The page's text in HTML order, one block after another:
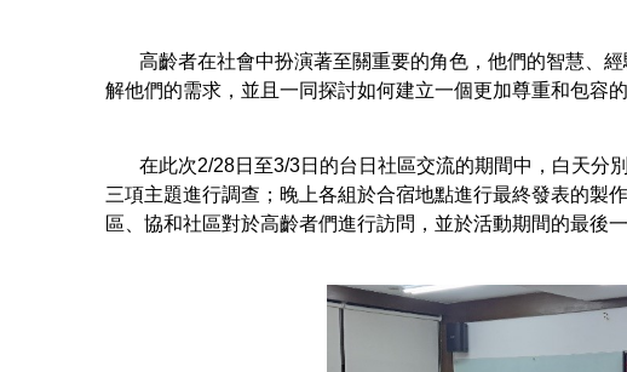
高齡者在社會中扮演著至關重要的角色，他們的智慧、經
解他們的需求，並且一同探討如何建立一個更加尊重和包容的
在此次2/28日至3/3日的台日社區交流的期間中，白天分
三項主題進行調查；晚上各組於合宿地點進行最終發表的製
區、協和社區對於高齡者們進行訪問，並於活動期間的最後